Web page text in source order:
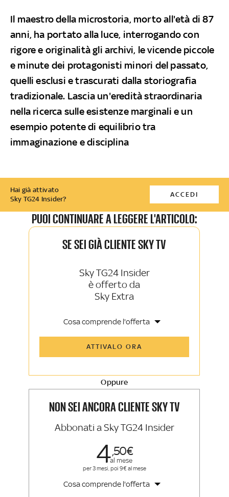
Il maestro della microstoria, morto all'età di 87
anni, ha portato alla luce, interrogando con
rigore e originalità gli archivi, le vicende piccole
e minute dei protagonisti minori del passato,
quelli esclusi e trascurati dalla storiografia
tradizionale. Lascia un'eredità straordinaria
nella ricerca sulle esistenze marginali e un
esempio potente di equilibrio tra
immaginazione e disciplina
Hai già attivato
Sky TG24 Insider?
ACCEDI
PUOI CONTINUARE A LEGGERE L'ARTICOLO:
SE SEI GIÀ CLIENTE SKY TV
Sky TG24 Insider
è offerto da
Sky Extra
Cosa comprende l'offerta
Sky Sport Insider
La newsletter esclusiva di Sky TG24
ATTIVALO ORA
Oppure
NON SEI ANCORA CLIENTE SKY TV
Abbonati a Sky TG24 Insider
450
al mese
per 3 mesi, poi 9€ al mese
Cosa comprende l'offerta